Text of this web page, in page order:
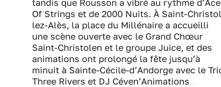
tandis que Rousson a vibré au rythme d’Ace
Of Strings et de 2000 Nuits. À Saint-
lez-Alès, la place du Millénaire a accueilli
une scène ouverte avec le Grand Chœur
Saint-Christolen et le groupe Juice, et des
animations ont prolongé la fête jusqu’à
minuit à Sainte-Cécile-d’Andorge avec le
Three Rivers et DJ Céven’Animations